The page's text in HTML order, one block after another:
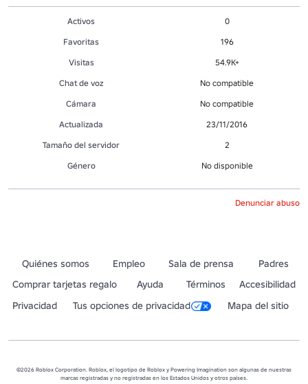
Activos
0
Favoritas
196
Visitas
54.9K+
Chat de voz
No compatible
Cámara
No compatible
Actualizada
23/11/2016
Tamaño del servidor
2
Género
No disponible
Denunciar abuso
Quiénes somos Empleo Sala de prensa
Padres
Comprar tarjetas regalo
Ayuda Términos
Accesibilidad
Privacidad
Tus opciones de privacidad Mapa del sitio
©2026 Roblox Corporation. Roblox, el logotipo de Roblox y Powering Imagination son algunas de nuestras
marcas registradas y no registradas en los Estados Unidos y otros países.